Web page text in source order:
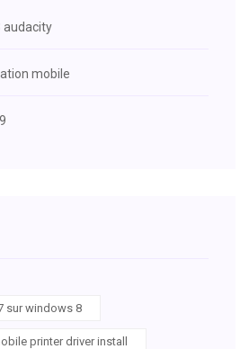
audacity
mobile
sur windows 8
printer driver install